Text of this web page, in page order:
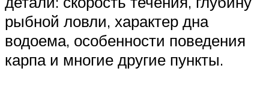
рыбной ловли, характер дна
водоема, особенности поведения
карпа и многие другие пункты.